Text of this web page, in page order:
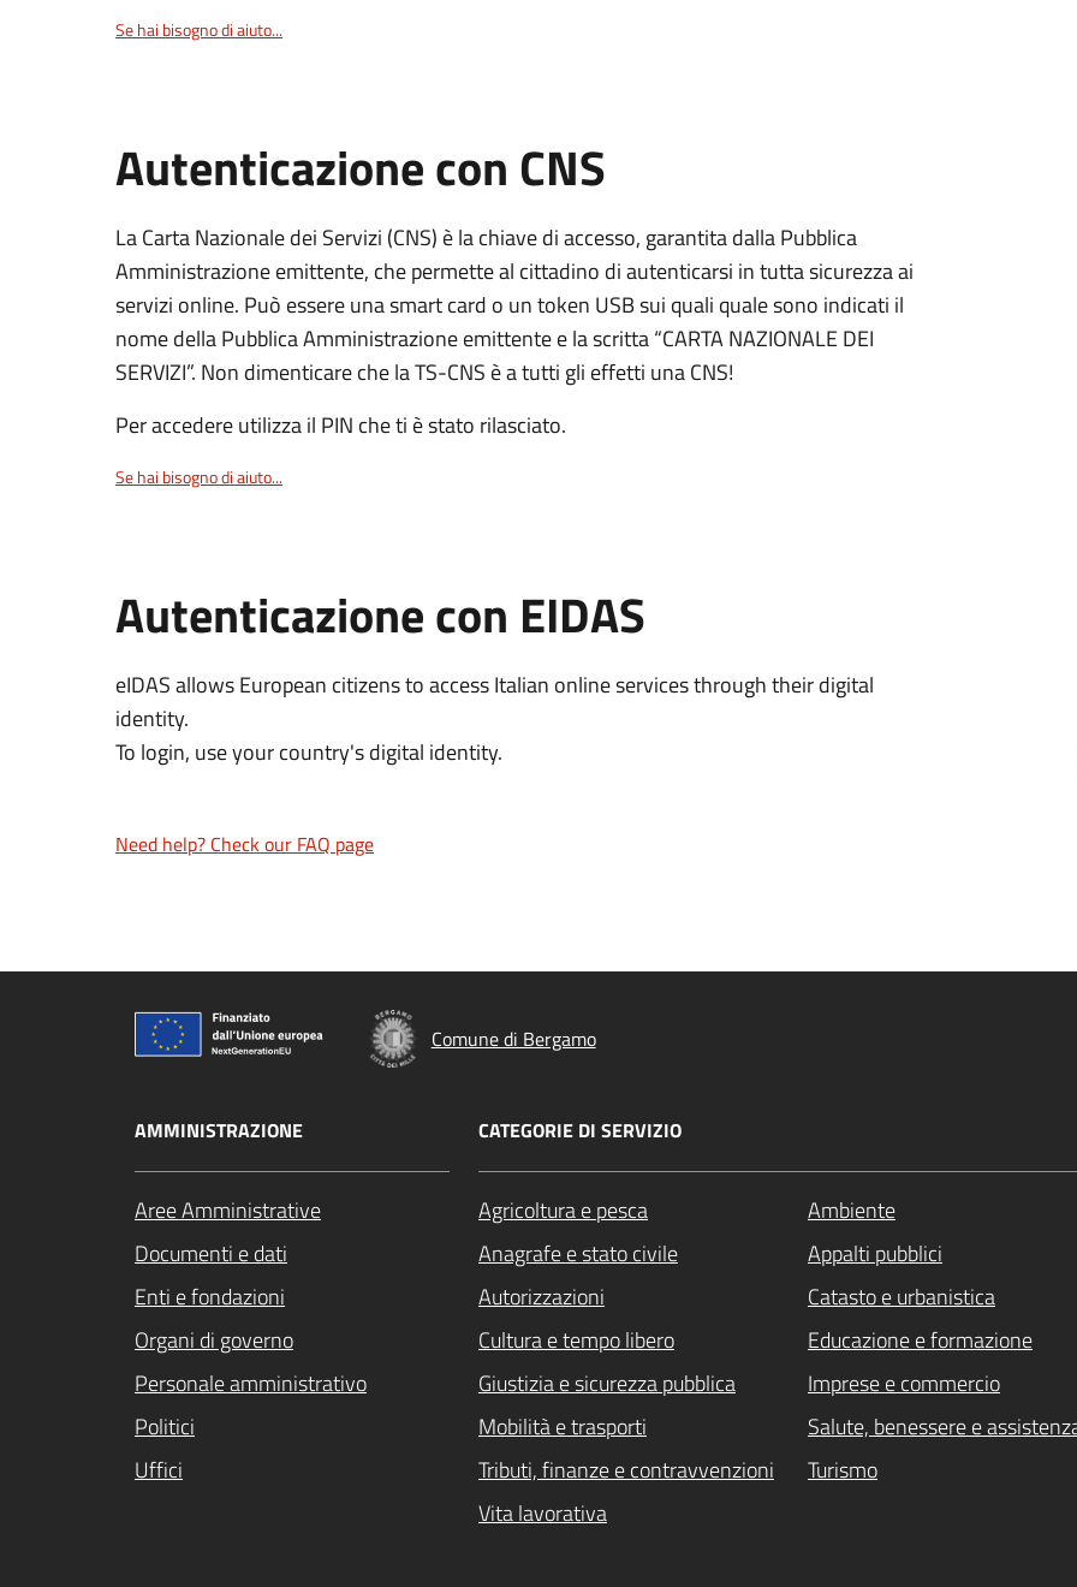
Se hai bisogno di aiuto...
Autenticazione con CNS
La Carta Nazionale dei Servizi (CNS) è la chiave di accesso, garantita dalla Pubblica
Amministrazione emittente, che permette al cittadino di autenticarsi in tutta sicurezza ai
servizi online. Può essere una smart card o un token USB sui quali quale sono indicati il
nome della Pubblica Amministrazione emittente e la scritta “CARTA NAZIONALE DEI
SERVIZI”. Non dimenticare che la TS-CNS è a tutti gli effetti una CNS!
Per accedere utilizza il PIN che ti è stato rilasciato.
Se hai bisogno di aiuto...
Autenticazione con EIDAS
eIDAS allows European citizens to access Italian online services through their digital
identity.
To login, use your country's digital identity.
Need help? Check our FAQ page
Comune di Bergamo
AMMINISTRAZIONE
Aree Amministrative
Documenti e dati
Enti e fondazioni
Organi di governo
Personale amministrativo
Politici
Uffici
CATEGORIE DI SERVIZIO
Agricoltura e pesca
Ambiente
Anagrafe e stato civile
Appalti pubblici
Autorizzazioni
Catasto e urbanistica
Cultura e tempo libero
Educazione e formazione
Giustizia e sicurezza pubblica
Imprese e commercio
Mobilità e trasporti
Salute, benessere e
Tributi, finanze e contravvenzioni
Turismo
Vita lavorativa